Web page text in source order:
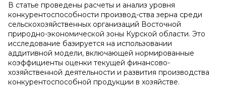
В статье проведены расчеты и анализ уровня
конкурентоспособности производ-ства зерна среди
сельскохозяйственных организаций Восточной
природно-экономической зоны Курской области. Это
исследование базируется на использовании
аддитивной модели, включающей нормированные
коэффициенты оценки текущей финансово-
хозяйственной деятельности и развития производства
конкурентоспособной продукции в хозяйстве.